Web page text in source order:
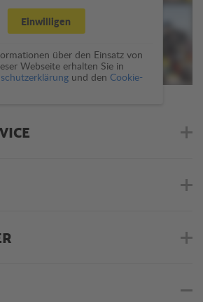
Einwilligen
über den Einsatz von
Webseite erhalten Sie in
und den Cookie-